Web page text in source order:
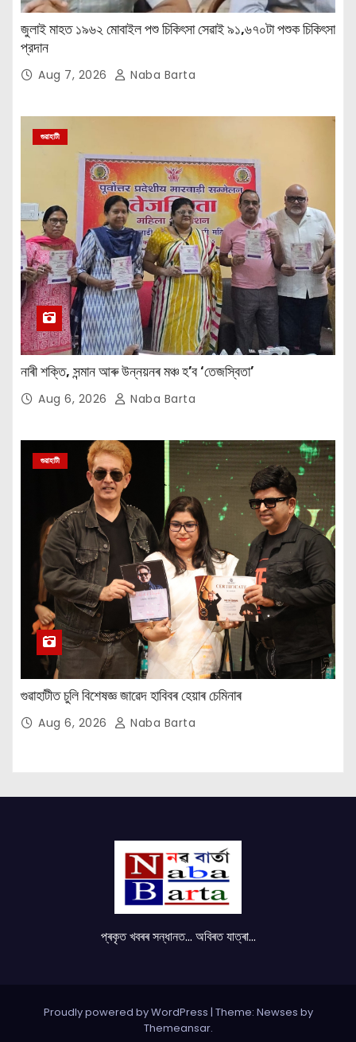
জুলাই মাহত ১৯৬২ মোবাইল পশু চিকিৎসা সেৱাই ৯১,৬৭০টা পশুক চিকিৎসা
প্রদান
Aug 7, 2026 Naba Barta
গুৱাহাটী
নাৰী শক্তি, সন্মান আৰু উন্নয়নৰ মঞ্চ হ’ব ‘তেজস্বিতা’
Aug 6, 2026 Naba Barta
গুৱাহাটী
গুৱাহাটীত চুলি বিশেষজ্ঞ জাৱেদ হাবিবৰ হেয়াৰ চেমিনাৰ
Aug 6, 2026 Naba Barta
প্ৰকৃত খবৰৰ সন্ধানত... অবিৰত যাত্ৰা...
Proudly powered by WordPress | Theme: Newses by
Themeansar.